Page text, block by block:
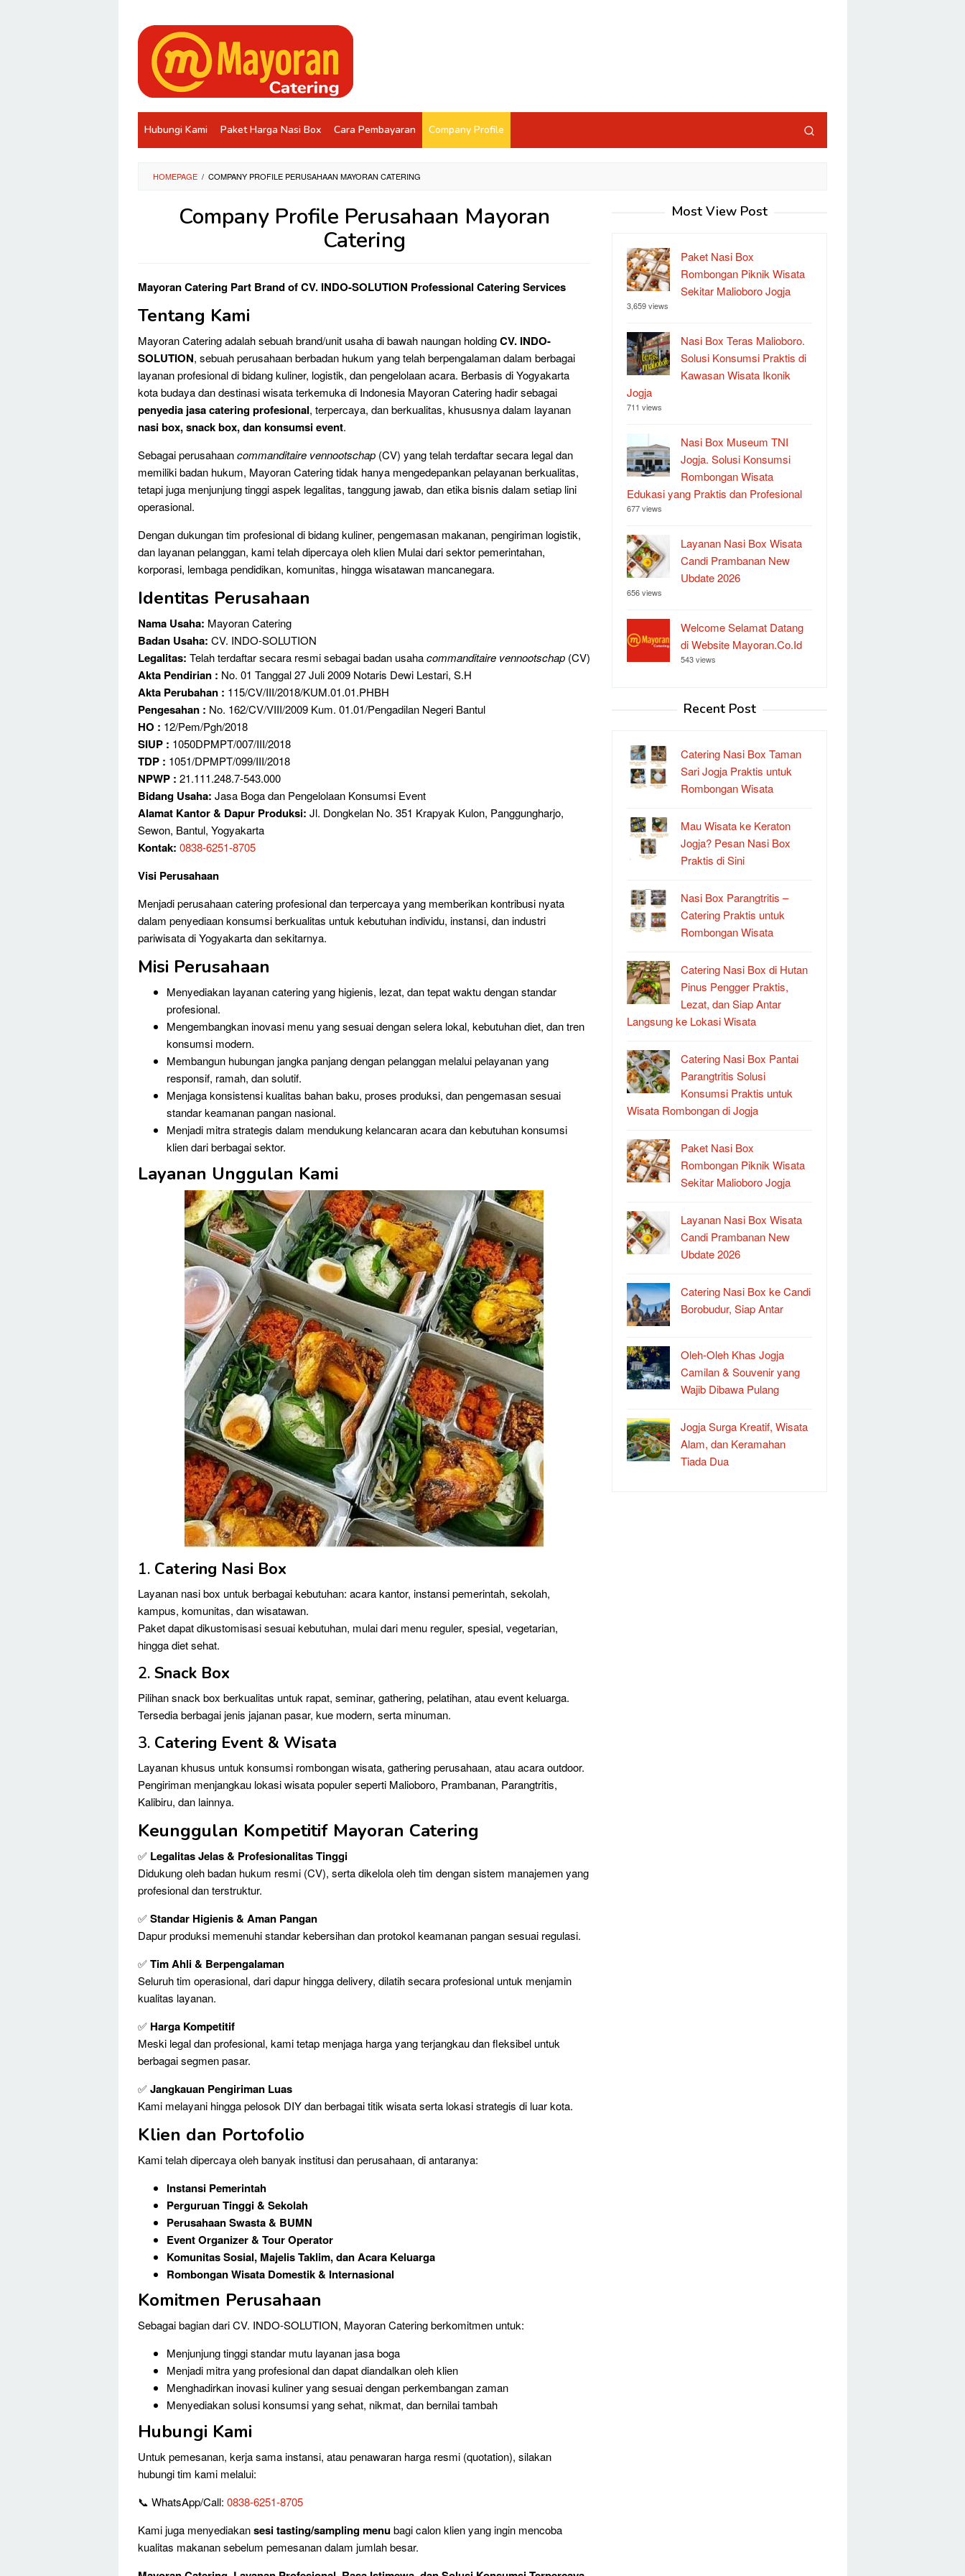
konten
Hubungi Kami Paket Harga Nasi Box Cara Pembayaran Company Profile
HOMEPAGE / COMPANY PROFILE PERUSAHAAN MAYORAN CATERING
Company Profile Perusahaan Mayoran
Catering
Mayoran
Diposting
28
2025
Mayoran Catering Part Brand of CV. INDO-SOLUTION Professional Catering Services
Tentang Kami
Mayoran Catering adalah sebuah brand/unit usaha di bawah naungan holdingCV. INDO-
SOLUTION, sebuah perusahaan berbadan hukum yang telah berpengalaman dalam berbagai
layanan profesional di bidang kuliner, logistik, dan pengelolaan acara. Berbasis di Yogyakarta
kota budaya dan destinasi wisata terkemuka di Indonesia Mayoran Catering hadir sebagai
penyedia jasa catering profesional, terpercaya, dan berkualitas, khususnya dalam layanan
nasi box, snack box, dan konsumsi event.
Sebagai perusahaancommanditaire vennootschap (CV) yang telah terdaftar secara legal dan
memiliki badan hukum, Mayoran Catering tidak hanya mengedepankan pelayanan berkualitas,
tetapi juga menjunjung tinggi aspek legalitas, tanggung jawab, dan etika bisnis dalam setiap lini
operasional.
Dengan dukungan tim profesional di bidang kuliner, pengemasan makanan, pengiriman logistik,
dan layanan pelanggan, kami telah dipercaya oleh klien Mulai dari sektor pemerintahan,
korporasi, lembaga pendidikan, komunitas, hingga wisatawan mancanegara.
Identitas Perusahaan
Nama Usaha: Mayoran Catering
Badan Usaha: CV. INDO-SOLUTION
Legalitas: Telah terdaftar secara resmi sebagai badan usahacommanditaire vennootschap (CV)
Akta Pendirian : No. 01 Tanggal 27 Juli 2009 Notaris Dewi Lestari, S.H
Akta Perubahan : 115/CV/III/2018/KUM.01.01.PHBH
Pengesahan : No. 162/CV/VIII/2009 Kum. 01.01/Pengadilan Negeri Bantul
HO : 12/Pem/Pgh/2018
SIUP : 1050DPMPT/007/III/2018
TDP : 1051/DPMPT/099/III/2018
NPWP : 21.111.248.7-543.000
Bidang Usaha: Jasa Boga dan Pengelolaan Konsumsi Event
Alamat Kantor & Dapur Produksi: Jl. Dongkelan No. 351 Krapyak Kulon, Panggungharjo,
Sewon, Bantul, Yogyakarta
Kontak: 0838-6251-8705
Visi Perusahaan
Menjadi perusahaan catering profesional dan terpercaya yang memberikan kontribusi nyata
dalam penyediaan konsumsi berkualitas untuk kebutuhan individu, instansi, dan industri
pariwisata di Yogyakarta dan sekitarnya.
Misi Perusahaan
Menyediakan layanan catering yang higienis, lezat, dan tepat waktu dengan standar
profesional.
Mengembangkan inovasi menu yang sesuai dengan selera lokal, kebutuhan diet, dan tren
konsumsi modern.
Membangun hubungan jangka panjang dengan pelanggan melalui pelayanan yang
responsif, ramah, dan solutif.
Menjaga konsistensi kualitas bahan baku, proses produksi, dan pengemasan sesuai
standar keamanan pangan nasional.
Menjadi mitra strategis dalam mendukung kelancaran acara dan kebutuhan konsumsi
klien dari berbagai sektor.
Layanan Unggulan Kami
1. Catering Nasi Box
Layanan nasi box untuk berbagai kebutuhan: acara kantor, instansi pemerintah, sekolah,
kampus, komunitas, dan wisatawan.
Paket dapat dikustomisasi sesuai kebutuhan, mulai dari menu reguler, spesial, vegetarian,
hingga diet sehat.
2. Snack Box
Pilihan snack box berkualitas untuk rapat, seminar, gathering, pelatihan, atau event keluarga.
Tersedia berbagai jenis jajanan pasar, kue modern, serta minuman.
3. Catering Event & Wisata
Layanan khusus untuk konsumsi rombongan wisata, gathering perusahaan, atau acara outdoor.
Pengiriman menjangkau lokasi wisata populer seperti Malioboro, Prambanan, Parangtritis,
Kalibiru, dan lainnya.
Keunggulan Kompetitif Mayoran Catering
✅ Legalitas Jelas & Profesionalitas Tinggi
Didukung oleh badan hukum resmi (CV), serta dikelola oleh tim dengan sistem manajemen yang
profesional dan terstruktur.
✅Standar Higienis & Aman Pangan
Dapur produksi memenuhi standar kebersihan dan protokol keamanan pangan sesuai regulasi.
✅Tim Ahli & Berpengalaman
Seluruh tim operasional, dari dapur hingga delivery, dilatih secara profesional untuk menjamin
kualitas layanan.
✅ Harga Kompetitif
Meski legal dan profesional, kami tetap menjaga harga yang terjangkau dan fleksibel untuk
berbagai segmen pasar.
✅Jangkauan Pengiriman Luas
Kami melayani hingga pelosok DIY dan berbagai titik wisata serta lokasi strategis di luar kota.
Klien dan Portofolio
Kami telah dipercaya oleh banyak institusi dan perusahaan, di antaranya:
Instansi Pemerintah
Perguruan Tinggi & Sekolah
Perusahaan Swasta & BUMN
Event Organizer & Tour Operator
Komunitas Sosial, Majelis Taklim, dan Acara Keluarga
Rombongan Wisata Domestik & Internasional
Komitmen Perusahaan
Sebagai bagian dari CV. INDO-SOLUTION, Mayoran Catering berkomitmen untuk:
Menjunjung tinggi standar mutu layanan jasa boga
Menjadi mitra yang profesional dan dapat diandalkan oleh klien
Menghadirkan inovasi kuliner yang sesuai dengan perkembangan zaman
Menyediakan solusi konsumsi yang sehat, nikmat, dan bernilai tambah
Hubungi Kami
Untuk pemesanan, kerja sama instansi, atau penawaran harga resmi (quotation), silakan
hubungi tim kami melalui:
📞 WhatsApp/Call: 0838-6251-8705
Kami juga menyediakansesi tasting/sampling menubagi calon klien yang ingin mencoba
kualitas makanan sebelum pemesanan dalam jumlah besar.
Most View Post
Paket Nasi Box
Rombongan Piknik Wisata
Sekitar Malioboro Jogja
3,659 views
Nasi Box Teras Malioboro.
Solusi Konsumsi Praktis di
Kawasan Wisata Ikonik
Jogja
711 views
Nasi Box Museum TNI
Jogja. Solusi Konsumsi
Rombongan Wisata
Edukasi yang Praktis dan Profesional
677 views
Layanan Nasi Box Wisata
Candi Prambanan New
Ubdate 2026
656 views
Welcome Selamat Datang
di Website Mayoran.Co.Id
543 views
Recent Post
Catering Nasi Box Taman
Sari Jogja Praktis untuk
Rombongan Wisata
Mau Wisata ke Keraton
Jogja? Pesan Nasi Box
Praktis di Sini
Nasi Box Parangtritis –
Catering Praktis untuk
Rombongan Wisata
Catering Nasi Box di Hutan
Pinus Pengger Praktis,
Lezat, dan Siap Antar
Langsung ke Lokasi Wisata
Catering Nasi Box Pantai
Parangtritis Solusi
Konsumsi Praktis untuk
Wisata Rombongan di Jogja
Paket Nasi Box
Rombongan Piknik Wisata
Sekitar Malioboro Jogja
Layanan Nasi Box Wisata
Candi Prambanan New
Ubdate 2026
Catering Nasi Box ke Candi
Borobudur, Siap Antar
Oleh-Oleh Khas Jogja
Camilan & Souvenir yang
Wajib Dibawa Pulang
Jogja Surga Kreatif, Wisata
Alam, dan Keramahan
Tiada Dua